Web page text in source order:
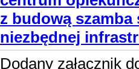
z budową szamba
niezbędnej
Dodany załącznik